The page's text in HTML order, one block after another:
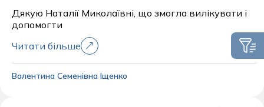
Дякую Наталії Миколаївні, що змогла вилікувати і
допомогти
Читати більше
Валентина Семенівна Іщенко